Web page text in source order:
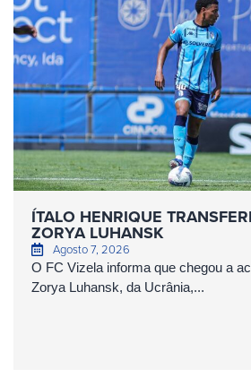
ÍTALO HENRIQUE
ZORYA LUHANSK
Agosto 7, 2026
O FC Vizela informa que chegou a
Zorya Luhansk, da Ucrânia,...